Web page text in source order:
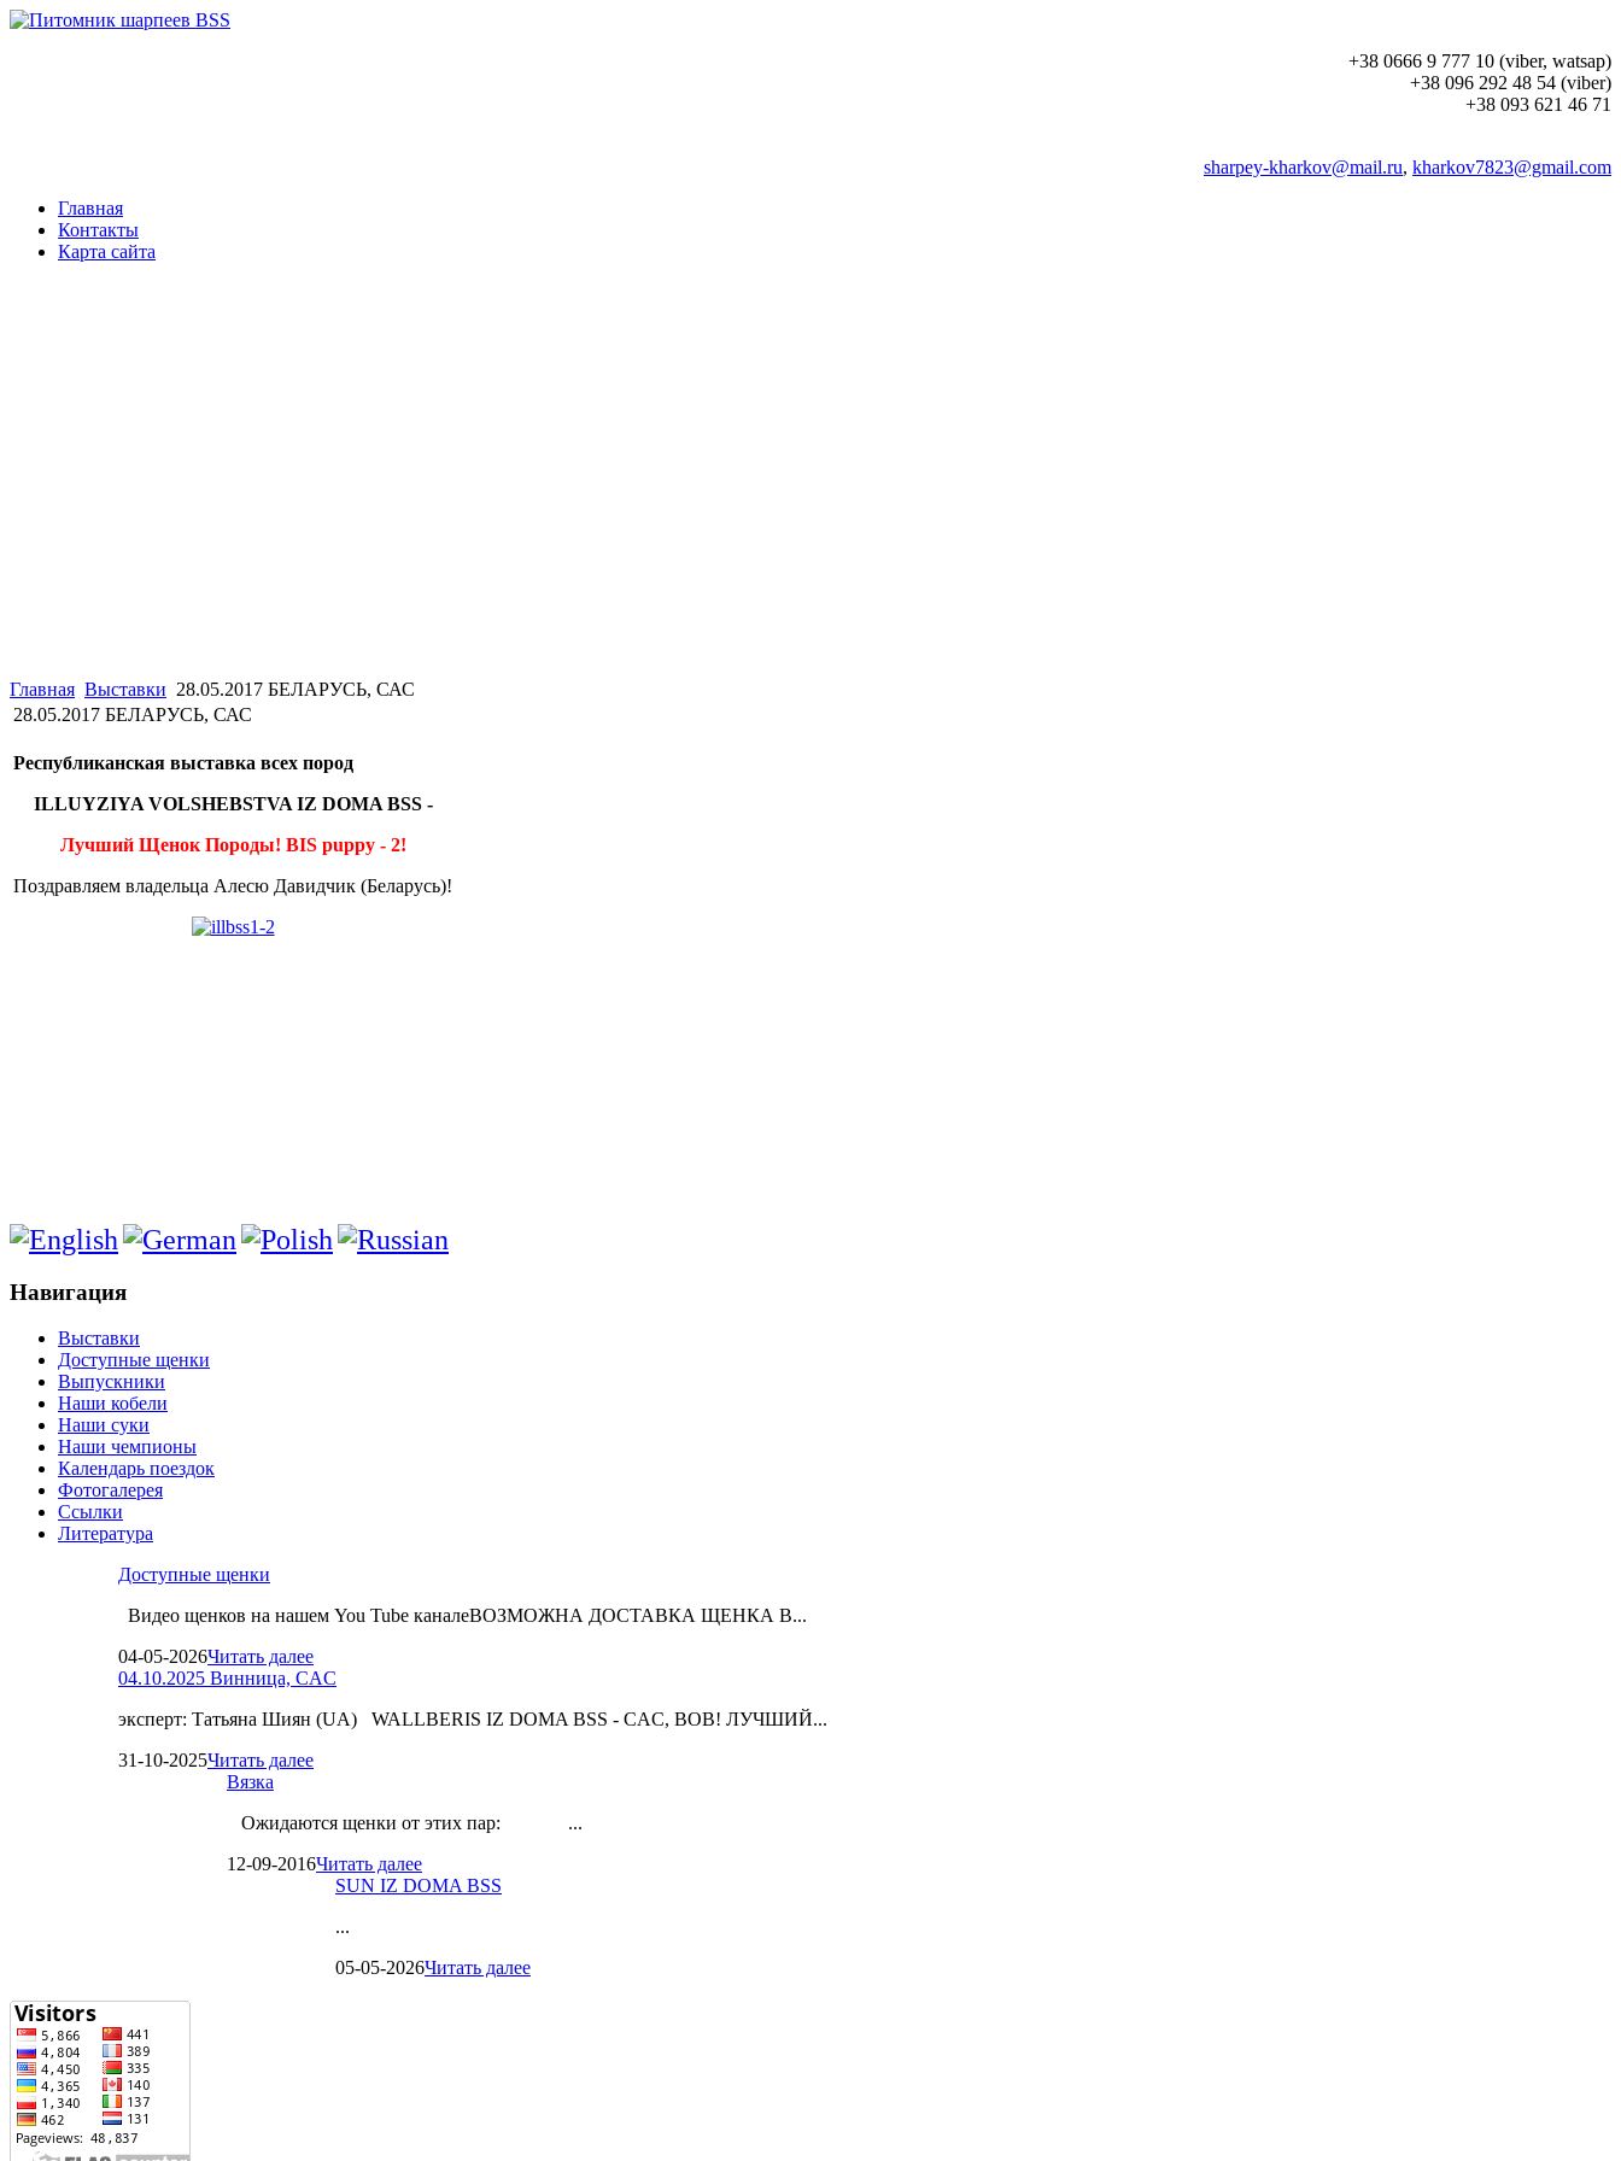
+38 0666 9 777 10 (viber, watsap)
+38 096 292 48 54 (viber)
+38 093 621 46 71
sharpey-kharkov@mail.ru, kharkov7823@gmail.com
Главная
Контакты
Карта сайта
Главная Выставки 28.05.2017 БЕЛАРУСЬ, САС
28.05.2017 БЕЛАРУСЬ, САС
Республиканская выставка всех пород
ILLUYZIYA VOLSHEBSTVA IZ DOMA BSS -
Лучший Щенок Породы! BIS puppy - 2!
Поздравляем владельца Алесю Давидчик (Беларусь)!
Навигация
Выставки
Доступные щенки
Выпускники
Наши кобели
Наши суки
Наши чемпионы
Календарь поездок
Фотогалерея
Ссылки
Литература
Доступные щенки
Видео щенков на нашем You Tube каналеВОЗМОЖНА ДОСТАВКА ЩЕНКА В...
04-05-2026Читать далее
04.10.2025 Винница, CAC
эксперт: Татьяна Шиян (UA) WALLBERIS IZ DOMA BSS - CAC, BOB! ЛУЧШИЙ...
31-10-2025Читать далее
Вязка
Ожидаются щенки от этих пар: ...
12-09-2016Читать далее
SUN IZ DOMA BSS
...
05-05-2026Читать далее